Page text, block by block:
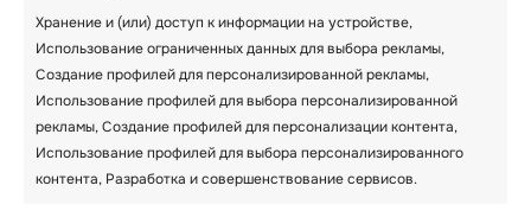
Хранение и (или) доступ к информации на устройстве,
Использование ограниченных данных для выбора рекламы,
Создание профилей для персонализированной рекламы,
Использование профилей для выбора персонализированной
рекламы, Создание профилей для персонализации контента,
Использование профилей для выбора персонализированного
контента, Разработка и совершенствование сервисов.
групповой урок заставит его чувствовать
себя запуганным.
Часто на групповом занятии присутствуют
разные дети с разным уровнем навыков и
опыта. Вы же не хотите, чтобы они застряли
там, где они мало что понимают и мало чему